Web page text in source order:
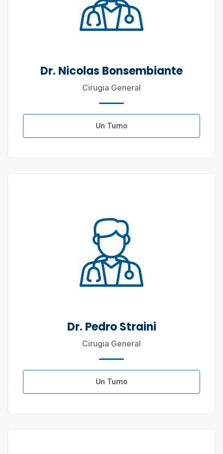
Dr. Nicolas Bonsembiante
Cirugia General
Un Turno
Dr. Pedro Straini
Cirugia General
Un Turno